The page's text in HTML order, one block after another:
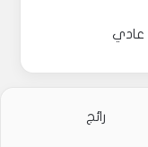
رائج